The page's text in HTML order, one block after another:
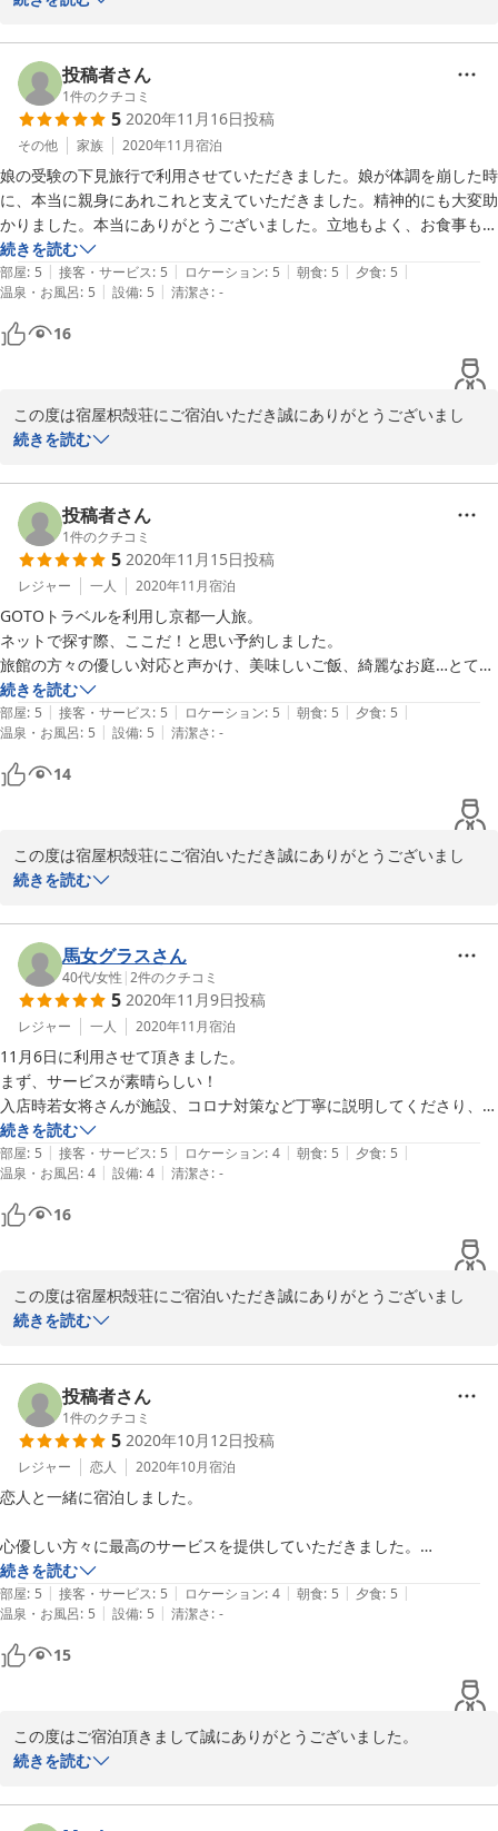
り踏むとギシギシする(笑)ところもありましたが、それ以上に手入れが
しっかりされていてお花を生けてあってとても趣きのある空間でした。
部屋の入口は襖の手前に玄関口のような引き戸？がありますが、引き戸
が格子状のような感じで廊下から中が見えてしまうので、気になる方は
ご注意ください。
また、洗面台も襖の外側なので廊下から見えてしまいます。
アメニティは歯磨き粉等共有の物が多いので、そちらも気になる方はご
注意ください。ホテルではないので仕方ないと思いますし、私は特に気
にせず使わせて頂きました。
とにかく温かな宿の皆さんと素敵な宿で大満足でした★
早々に、ご感想をお寄せいただき重ねて御礼申し上げます。
ご滞在に関しましてご満足いただいた点も多く大変嬉しい限りでご
ざいます。
また、客室設備につきまして大変貴重なご意見を賜りまして誠にあ
りがとうございます。
今後ともお客様のご期待に応えられるよう日々努めて参りますので
変わらぬご愛顧をお願い申し上げます。
日増しに寒さが身にしみるようになり、秋が深まる季節となりまし
た。くれぐれもお身体ご自愛ください。
宿屋枳殻荘スタッフ一同
投稿者さん
1件のクチコミ
5 2020年11月16日投稿
その他 家族 2020年11月宿泊
娘の受験の下見旅行で利用させていただきました。娘が体調を崩した時
に、本当に親身にあれこれと支えていただきました。精神的にも大変助
かりました。本当にありがとうございました。立地もよく、お食事もと
ても美味しかったです。お部屋もとても清潔で、くつろげました。枳穀
荘に決めて良かったです。
続きを読む
部屋: 5 | 接客・サービス: 5 | ロケーション: 5 | 朝食: 5 | 夕食: 5 |
温泉・お風呂: 5 | 設備: 5 | 清潔さ: -
16
この度は宿屋枳殻荘にご宿泊いただき誠にありがとうございまし
た。
また早々にご感想をお寄せいただき重ねて御礼申し上げます。
ご滞在中にお嬢様が体調を崩され、お母様が献身的に支えられ、ご
出発の朝には笑顔でお元気になられましたので、私どもも大変安心
いたしました。
スタッフ一同も微力ではありますが、お力になれたのでしたら幸い
です。
今後ともお客様のご期待に応えられるよう日々努めて参りますので
変わらぬご愛顧をお願い申し上げます。
日増しに寒さが身にしみるようになり、秋が深まる季節となりまし
またのご来店を心よりお待ち申し上げます。
宿屋枳殻荘スタッフ一同
2020-11-16
続きを読む
投稿者さん
1件のクチコミ
5 2020年11月15日投稿
レジャー 一人 2020年11月宿泊
GOTOトラベルを利用し京都一人旅。
ネットで探す際、ここだ！と思い予約しました。
旅館の方々の優しい対応と声かけ、美味しいご飯、綺麗なお庭…とても
良かったです♪♪
チェックアウトの際姿が見えなくなるまで見送って頂き、とても温かい
旅館でした。
続きを読む
部屋: 5 | 接客・サービス: 5 | ロケーション: 5 | 朝食: 5 | 夕食: 5 |
温泉・お風呂: 5 | 設備: 5 | 清潔さ: -
14
この度は宿屋枳殻荘にご宿泊いただき誠にありがとうございまし
た。
またご感想をお寄せいただき重ねて御礼申し上げます。
当館にて「二食付プラン」で滞在してくださり、お客様にご満足し
ていただけたようで、スタッフ一同も大変嬉しい限りでございま
す。
今後ともお客様のご期待に応えられるよう日々努めて参りますので
変わらぬご愛顧をお願い申し上げます。
日増しに寒さが身にしみるようになり、秋が深まる季節となりまし
た。くれぐれもお身体ご自愛ください。
またのご来店を心よりお待ちしております。
2020-11-16
続きを読む
馬女グラスさん
40代/女性 |2件のクチコミ
5 2020年11月9日投稿
レジャー 一人 2020年11月宿泊
11月6日に利用させて頂きました。
まず、サービスが素晴らしい！
入店時若女将さんが施設、コロナ対策など丁寧に説明してくださり、板
前の旦那様と大旦那様、大女将様もご丁寧に挨拶して頂きました。
お料理も夕食、朝食共にとても美味しく、夕食の懐石の際は若女将様が
都度出すタイミングなどを聞いてくださったり、自分のペースでゆっく
り食べる事が出来ました。
今回久々京都１人旅でgo toキャンペーンを利用し初めてお伺いしまし
続きを読む
部屋: 5 | 接客・サービス: 5 | ロケーション: 4 | 朝食: 5 | 夕食: 5 |
温泉・お風呂: 4 | 設備: 4 | 清潔さ: -
16
この度は宿屋枳殻荘にご宿泊いただき誠にありがとうございまし
た。
またご感想をお寄せいただき重ねて御礼申し上げます。
ご滞在に関しましてご満足いただいた点も多く大変嬉しい限りでご
ざいます。
今後ともお客様のご期待に応えられるよう日々努めて参りますので
日増しに寒さが身にしみるようになり、秋が深まる季節となりまし
た。くれぐれもお身体ご自愛ください。
またのご来店を心よりお待ち申し上げます。
続きを読む
投稿者さん
1件のクチコミ
5 2020年10月12日投稿
レジャー 恋人 2020年10月宿泊
恋人と一緒に宿泊しました。
心優しい方々に最高のサービスを提供していただきました。
旅館は、とても清掃が行き届いており、140年前から家族一代で経営さ
れているとのことで、温かみを感じました。
お料理も本当に美味しかったです。
また京都に来た際はここに泊まりたいです。
続きを読む
部屋: 5 | 接客・サービス: 5 | ロケーション: 4 | 朝食: 5 | 夕食: 5 |
温泉・お風呂: 5 | 設備: 5 | 清潔さ: -
15
この度はご宿泊頂きまして誠にありがとうございました。
早々に評価の投稿を頂き感謝いたします。
京都旅行での楽しい時間をお過ごし頂けて大変嬉しく思います。
続きを読む